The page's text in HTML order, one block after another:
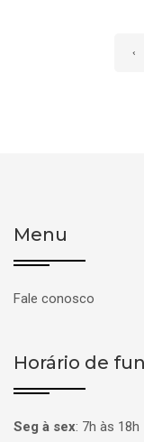
‹
Menu
Fale conosco
Horário de
Seg à sex: 7h às 18h